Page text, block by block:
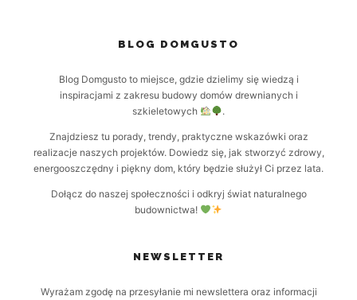
BLOG DOMGUSTO
Blog Domgusto to miejsce, gdzie dzielimy się wiedzą i
inspiracjami z zakresu budowy domów drewnianych i
szkieletowych
.
Znajdziesz tu porady, trendy, praktyczne wskazówki oraz
realizacje naszych projektów. Dowiedz się, jak stworzyć zdrowy,
energooszczędny i piękny dom, który będzie służył Ci przez lata.
Dołącz do naszej społeczności i odkryj świat naturalnego
budownictwa!
NEWSLETTER
Wyrażam zgodę na przesyłanie mi newslettera oraz informacji